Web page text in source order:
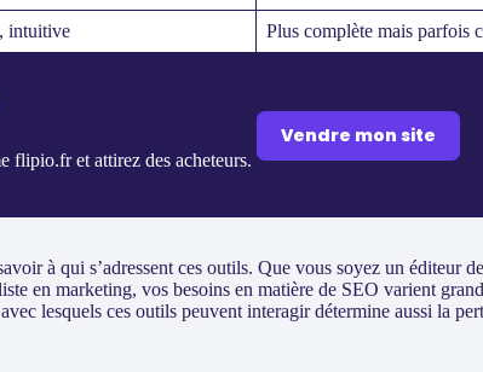
intuitive Plus complète mais parfois
flipio.fr et attirez des acheteurs.
Vendre mon site
à qui s’adressent ces outils. Que vous soyez un éditeur
en marketing, vos besoins en matière de SEO varient
lesquels ces outils peuvent interagir détermine aussi la